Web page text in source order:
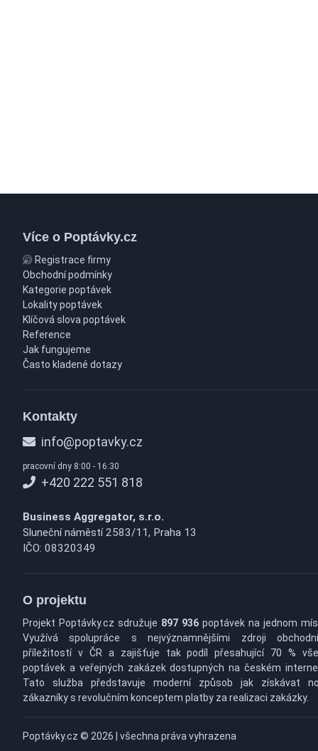
Více o Poptávky.cz
Registrace firmy
Obchodní podmínky
Kategorie poptávek
Lokality poptávek
Klíčová slova poptávek
Reference
Jak fungujeme
Často kladené dotazy
Kontakty
info@poptavky.cz
pracovní dny 8:00 - 16:30
+420 222 551 818
Business Aggregator, s.r.o.
Sluneční náměstí 2583/11, Praha 13
IČO: 08320349
O projektu
Projekt Poptávky.cz sdružuje 897 936 poptávek na jednom
Využívá spolupráce s nejvýznamnějšími zdroji
příležitostí v ČR a zajišťuje tak podíl přesahující 70 %
poptávek a veřejných zakázek dostupných na českém
Tato služba představuje moderní způsob jak získávat
zákazníky s revolučním konceptem platby za realizaci zakázky.
Poptávky.cz © 2026 | všechna práva vyhrazena